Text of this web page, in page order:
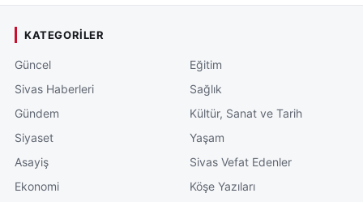
KATEGORILER
Güncel
Sivas Haberleri
Gündem
Siyaset
Asayiş
Ekonomi
Eğitim
Sağlık
Kültür, Sanat ve Tarih
Yaşam
Sivas Vefat Edenler
Köşe Yazıları